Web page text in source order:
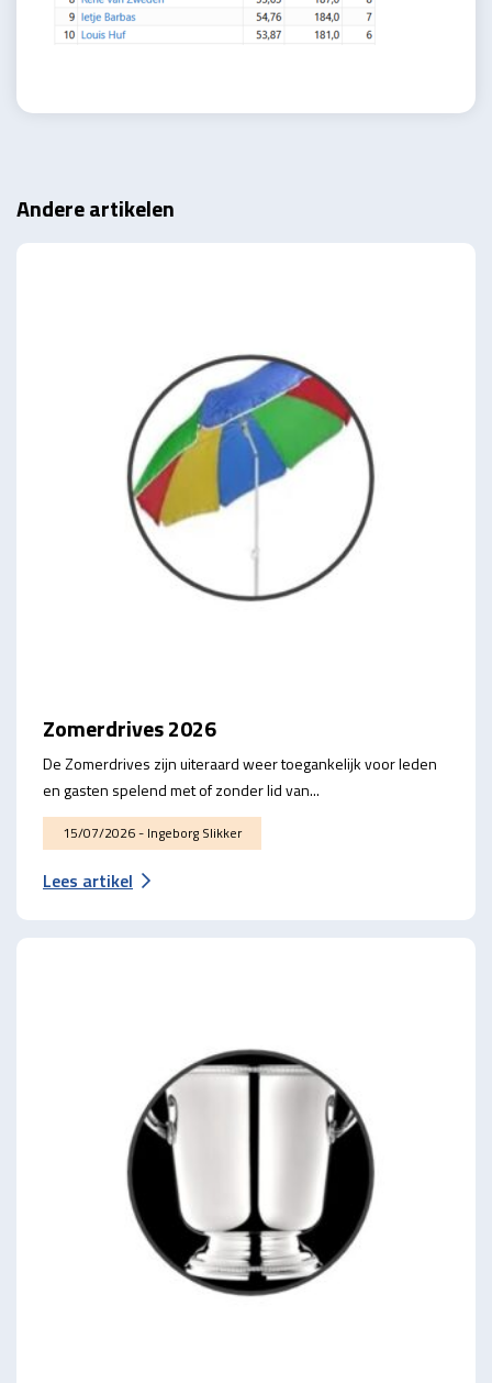
Andere artikelen
Zomerdrives 2026
De Zomerdrives zijn uiteraard weer toegankelijk voor leden
en gasten spelend met of zonder lid van...
15/07/2026 - Ingeborg Slikker
Lees artikel